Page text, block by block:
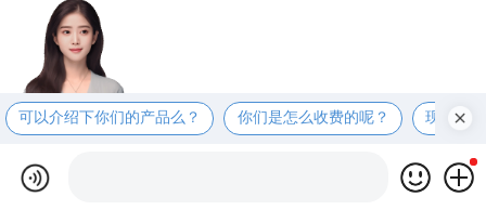
可以介绍下你们的产品么？ 你们是怎么收费的呢？ 现在有